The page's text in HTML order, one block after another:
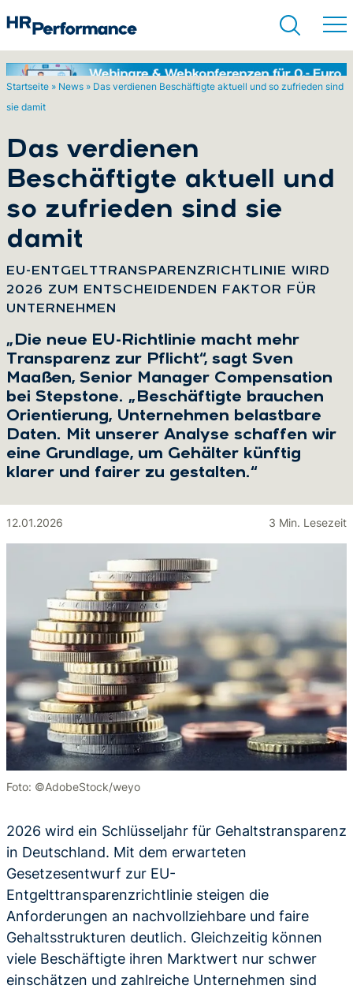
Startseite » News » Das verdienen Beschäftigte aktuell und so zufrieden sind
sie damit
Das verdienen
Beschäftigte aktuell und
so zufrieden sind sie
damit
EU-ENTGELTTRANSPARENZRICHTLINIE WIRD
2026 ZUM ENTSCHEIDENDEN FAKTOR FÜR
UNTERNEHMEN
„Die neue EU-Richtlinie macht mehr
Transparenz zur Pflicht“, sagt Sven
Maaßen, Senior Manager Compensation
bei Stepstone. „Beschäftigte brauchen
Orientierung, Unternehmen belastbare
Daten. Mit unserer Analyse schaffen wir
eine Grundlage, um Gehälter künftig
klarer und fairer zu gestalten.“
12.01.2026 3 Min. Lesezeit
Foto: ©AdobeStock/weyo
2026 wird ein Schlüsseljahr für Gehaltstransparenz
in Deutschland. Mit dem erwarteten
Gesetzesentwurf zur EU-
Entgelttransparenzrichtlinie steigen die
Anforderungen an nachvollziehbare und faire
Gehaltsstrukturen deutlich. Gleichzeitig können
viele Beschäftigte ihren Marktwert nur schwer
einschätzen und zahlreiche Unternehmen sind